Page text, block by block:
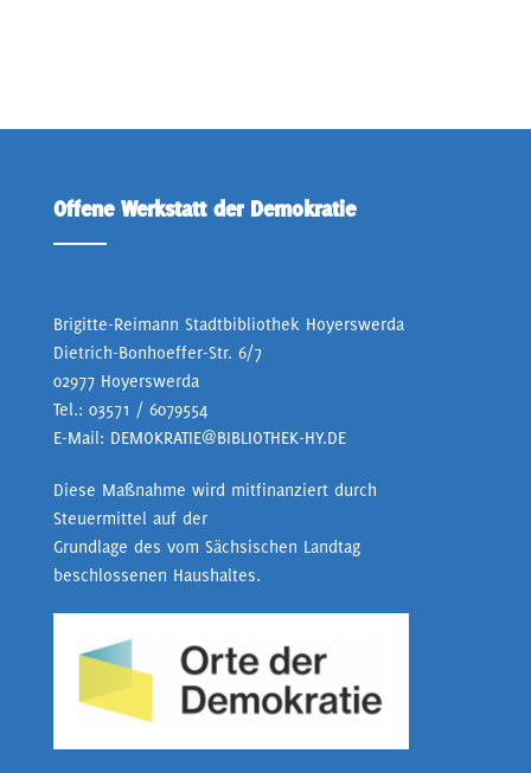
Offene Werkstatt der Demokratie
Brigitte-Reimann Stadtbibliothek Hoyerswerda
Dietrich-Bonhoeffer-Str. 6/7
02977 Hoyerswerda
Tel.: 03571 / 6079554
E-Mail: DEMOKRATIE@BIBLIOTHEK-HY.DE
Diese Maßnahme wird mitfinanziert durch
Steuermittel auf der
Grundlage des vom Sächsischen Landtag
beschlossenen Haushaltes.